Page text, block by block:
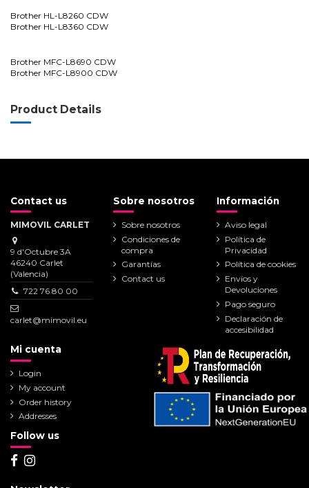
Brother HL-L8260 CDW
Brother HL-L8360 CDW
Brother MFC-L8690 CDW
Brother MFC-L8900 CDW
Product Details
Contact us
MIMOVIL CARLET
9 d'Octubre 3A
46240 Carlet
(Valencia)
722 76 80 00
carlet@mimovil.eu
Sobre nosotros
Sobre nosotros
Condiciones de
compra
Garantías
Contact us
Información
Aviso legal
Política de
Privacidad
Política de cookies
Envíos y
Devoluciones
Pago seguro
Declaración de
accesibilidad
Mi cuenta
Login
My account
Order history
Addresses
Follow us